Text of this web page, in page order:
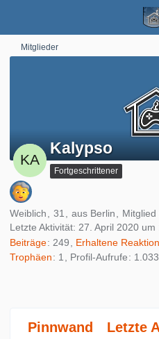
Mitglieder
Kalypso
Fortgeschrittener
Weiblich 31 aus Berlin
Mitglied
Letzte Aktivität:27. April 2020 um
Beiträge
249 Erhaltene
Trophäen
1 Profil-Aufrufe 1.033
Pinnwand Letzte